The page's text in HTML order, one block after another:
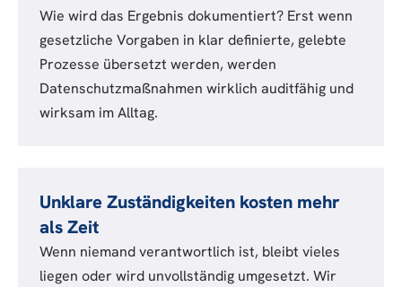
Wie wird das Ergebnis dokumentiert? Erst wenn
gesetzliche Vorgaben in klar definierte, gelebte
Prozesse übersetzt werden, werden
Datenschutzmaßnahmen wirklich auditfähig und
wirksam im Alltag.
Unklare Zuständigkeiten kosten mehr
als Zeit
Wenn niemand verantwortlich ist, bleibt vieles
liegen oder wird unvollständig umgesetzt. Wir